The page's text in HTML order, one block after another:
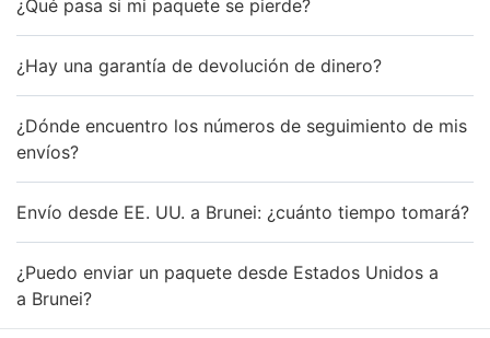
¿Qué pasa si mi paquete se pierde?
¿Hay una garantía de devolución de dinero?
¿Dónde encuentro los números de seguimiento de mis
envíos?
Envío desde EE. UU. a Brunei: ¿cuánto tiempo tomará?
¿Puedo enviar un paquete desde Estados Unidos a
a Brunei?